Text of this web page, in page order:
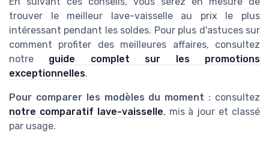
trouver le meilleur lave-vaisselle au prix le plus
intéressant pendant les soldes. Pour plus d'astuces sur
comment profiter des meilleures affaires, consultez
notre guide complet sur les promotions
exceptionnelles.
Pour comparer les modèles du moment : consultez
notre comparatif lave-vaisselle, mis à jour et classé
par usage.